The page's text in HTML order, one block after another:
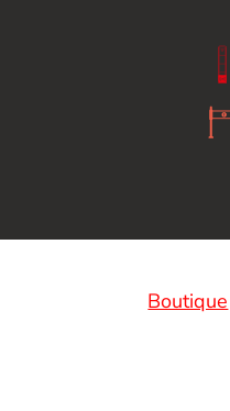
Boutique